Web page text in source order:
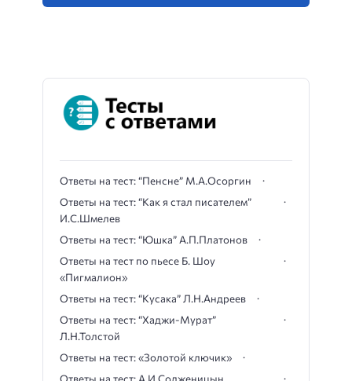
Ответы на тест: “Пенсне” М.А.Осоргин
Ответы на тест: “Как я стал писателем”
И.С.Шмелев
Ответы на тест: “Юшка” А.П.Платонов
Ответы на тест по пьесе Б. Шоу
«Пигмалион»
Ответы на тест: “Кусака” Л.Н.Андреев
Ответы на тест: “Хаджи-Мурат”
Л.Н.Толстой
Ответы на тест: «Золотой ключик»